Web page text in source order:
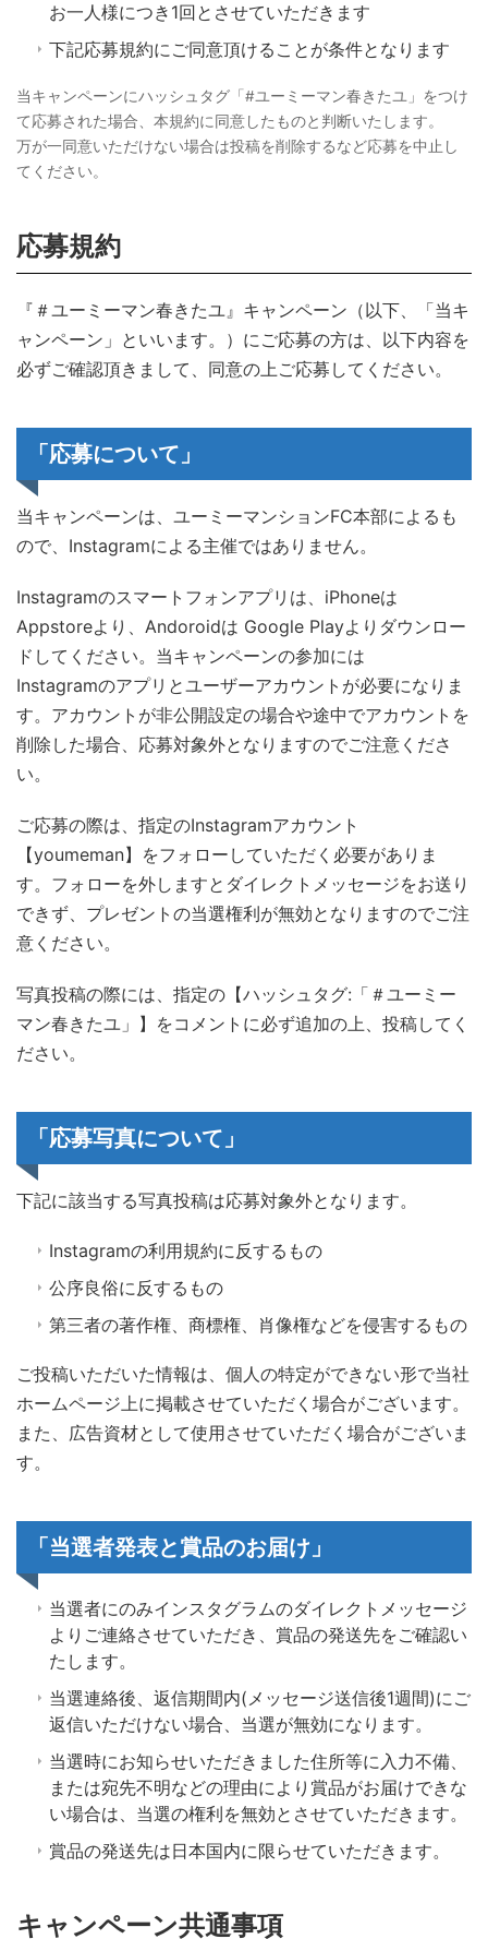
お一人様につき1回とさせていただきます
下記応募規約にご同意頂けることが条件となります
当キャンペーンにハッシュタグ「#ユーミーマン春きたユ」をつけ
て応募された場合、本規約に同意したものと判断いたします。
万が一同意いただけない場合は投稿を削除するなど応募を中止し
てください。
応募規約
『＃ユーミーマン春きたユ』キャンペーン（以下、「当キ
ャンペーン」といいます。）にご応募の方は、以下内容を
必ずご確認頂きまして、同意の上ご応募してください。
「応募について」
当キャンペーンは、ユーミーマンションFC本部によるも
ので、Instagramによる主催ではありません。
Instagramのスマートフォンアプリは、iPhoneは
Appstoreより、Andoroidは Google Playよりダウンロー
ドしてください。当キャンペーンの参加には
Instagramのアプリとユーザーアカウントが必要になりま
す。アカウントが非公開設定の場合や途中でアカウントを
削除した場合、応募対象外となりますのでご注意くださ
い。
ご応募の際は、指定のInstagramアカウント
【youmeman】をフォローしていただく必要がありま
す。フォローを外しますとダイレクトメッセージをお送り
できず、プレゼントの当選権利が無効となりますのでご注
意ください。
写真投稿の際には、指定の【ハッシュタグ:「＃ユーミー
マン春きたユ」】をコメントに必ず追加の上、投稿してく
ださい。
「応募写真について」
下記に該当する写真投稿は応募対象外となります。
Instagramの利用規約に反するもの
公序良俗に反するもの
第三者の著作権、商標権、肖像権などを侵害するもの
ご投稿いただいた情報は、個人の特定ができない形で当社
ホームページ上に掲載させていただく場合がございます。
また、広告資材として使用させていただく場合がございま
す。
「当選者発表と賞品のお届け」
当選者にのみインスタグラムのダイレクトメッセージ
よりご連絡させていただき、賞品の発送先をご確認い
たします。
当選連絡後、返信期間内(メッセージ送信後1週間)にご
返信いただけない場合、当選が無効になります。
当選時にお知らせいただきました住所等に入力不備、
または宛先不明などの理由により賞品がお届けできな
い場合は、当選の権利を無効とさせていただきます。
賞品の発送先は日本国内に限らせていただきます。
キャンペーン共通事項